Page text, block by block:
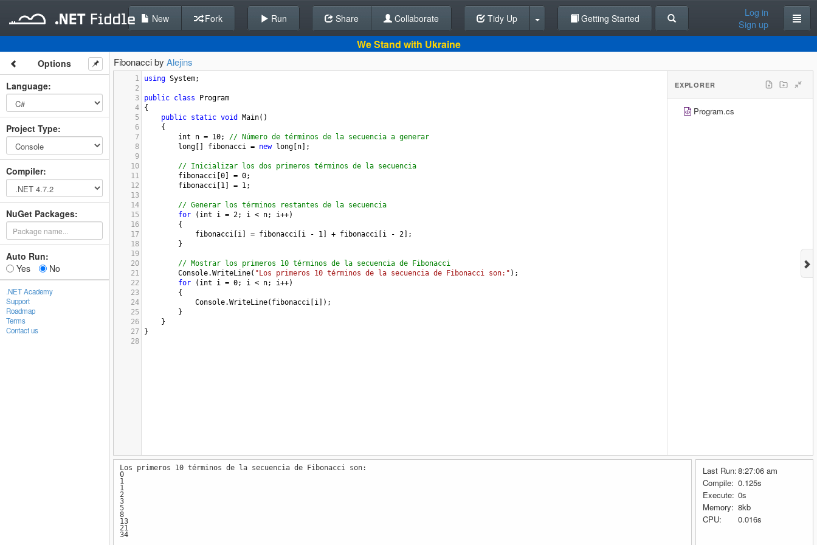
Back To Editor
New Fork Run Share Collaborate Tidy Up Getting Started
Log in
Sign up
We Stand with Ukraine
Options
Language:
Project Type:
Compiler:
NuGet Packages:
Auto Run:
Yes
No
.NET Academy
Support
Roadmap
Terms
Contact us
Fibonacci by Alejins
1 using System;
2
3
public class
Program
4
{
5
public static void Main()
6
    {
7
int n = 10; // Número de términos de la secuencia a generar
8
long fibonacci = new long n ];
9
10
// Inicializar los dos primeros términos de la secuencia
11
fibonacci 0 = 0;
12
fibonacci 1 = 1;
13
14
// Generar los términos restantes de la secuencia
15
for ( int i = 2; i < n; i++)
16
        {
17
fibonacci i = fibonacci i - 1 + fibonacci i - 2 ];
18
        }
19
20
// Mostrar los primeros 10 términos de la secuencia de Fibonacci
21
Console.WriteLine( "Los primeros 10 términos de la secuencia de Fibonacci son:" );
22
for ( int i = 0; i < n; i++)
23
        {
24
Console.WriteLine( fibonacci i ]);
25
        }
26
    }
27
}
28
EXPLORER
Program.cs
Los primeros 10 términos de la secuencia de Fibonacci son:
0
1
1
2
3
5
8
13
21
34
Last Run:8:27:06 am
Compile: 0.125s
Execute: 0s
Memory: 8kb
CPU:
0.016s